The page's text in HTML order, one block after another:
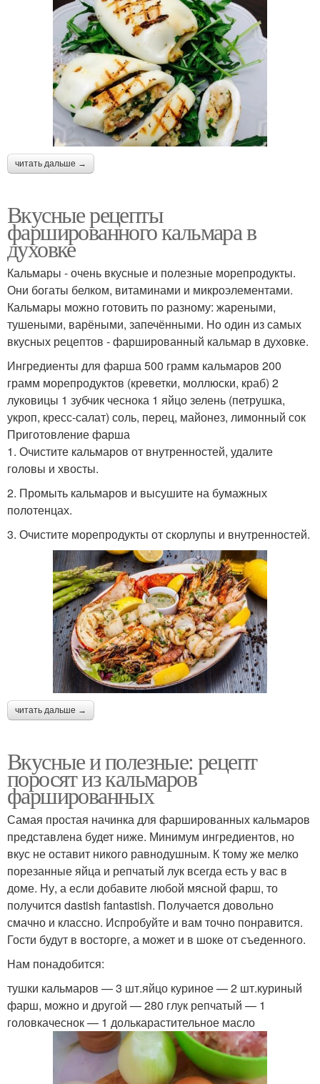
читать дальше →
Вкусные рецепты
фаршированного кальмара в
духовке
Кальмары - очень вкусные и полезные морепродукты.
Они богаты белком, витаминами и микроэлементами.
Кальмары можно готовить по разному: жареными,
тушеными, варёными, запечёнными. Но один из самых
вкусных рецептов - фаршированный кальмар в духовке.
Ингредиенты для фарша 500 грамм кальмаров 200
грамм морепродуктов (креветки, моллюски, краб) 2
луковицы 1 зубчик чеснока 1 яйцо зелень (петрушка,
укроп, кресс-салат) соль, перец, майонез, лимонный сок
Приготовление фарша
1. Очистите кальмаров от внутренностей, удалите
головы и хвосты.
2. Промыть кальмаров и высушите на бумажных
полотенцах.
3. Очистите морепродукты от скорлупы и внутренностей.
читать дальше →
Вкусные и полезные: рецепт
поросят из кальмаров
фаршированных
Самая простая начинка для фаршированных кальмаров
представлена будет ниже. Минимум ингредиентов, но
вкус не оставит никого равнодушным. К тому же мелко
порезанные яйца и репчатый лук всегда есть у вас в
доме. Ну, а если добавите любой мясной фарш, то
получится dastish fantastish. Получается довольно
смачно и классно. Испробуйте и вам точно понравится.
Гости будут в восторге, а может и в шоке от съеденного.
Нам понадобится:
тушки кальмаров — 3 шт.яйцо куриное — 2 шт.куриный
фарш, можно и другой — 280 глук репчатый — 1
головкачеснок — 1 долькарастительное масло